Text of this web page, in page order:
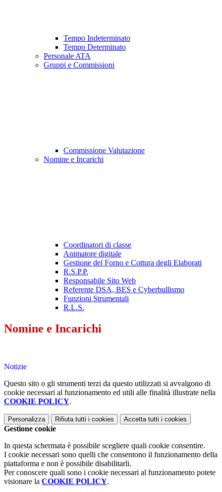
Tempo Indeterminato
Tempo Determinato
Personale ATA
Gruppi e Commissioni
Commissione Valutazione
Nomine e Incarichi
Coordinatori di classe
Animatore digitale
Gestione del Forno e Cottura degli Elaborati
R.S.P.P.
Responsabile Sito Web
Referente DSA, BES e Cyberbullismo
Funzioni Strumentali
R.L.S.
Nomine e Incarichi
Notizie
Questo sito o gli strumenti terzi da questo utilizzati si avvalgono di
cookie necessari al funzionamento ed utili alle finalità illustrate nella
COOKIE POLICY.
Personalizza Rifiuta tutti i cookies Accetta tutti i cookies
Gestione cookie
In questa schermata è possibile scegliere quali cookie consentire.
I cookie necessari sono quelli che consentono il funzionamento della
piattaforma e non è possibile disabilitarli.
Per conoscere quali sono i cookie necessari al funzionamento potete
visionare la COOKIE POLICY.